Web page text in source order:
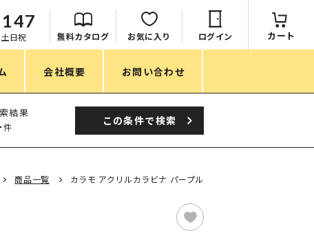
日祝 無料カタログ お気に入り ログイン カート
会社概要 お問い合わせ
結果
件 この条件で検索
商品一覧 カラモ アクリルカラビナ パープル